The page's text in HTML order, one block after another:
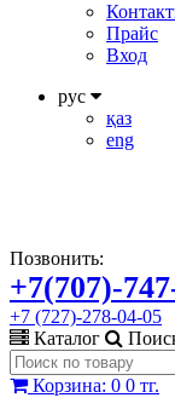
Прайс
Вход
рус
қаз
eng
Позвонить:
+7(707)-
+7 (727)-278-04-05
Каталог
Корзина: 0 0 тг.